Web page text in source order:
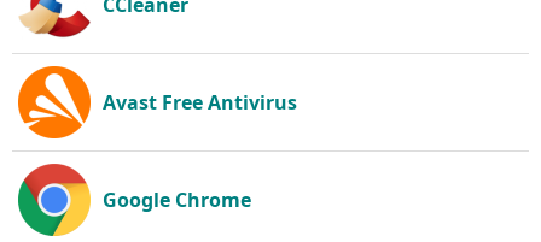
Avast Free Antivirus
Google Chrome